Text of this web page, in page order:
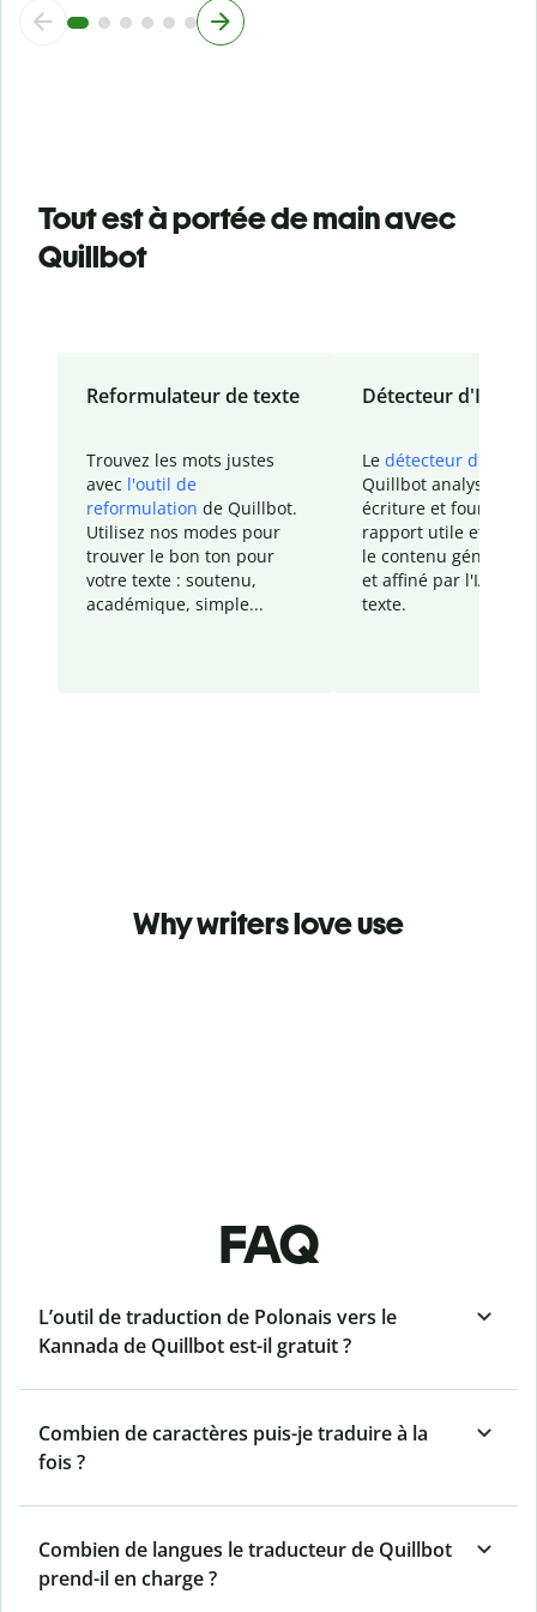
Tout est à portée de main avec
Quillbot
Reformulateur de texte
Trouvez les mots justes
avec l'outil de
reformulation de Quillbot.
Utilisez nos modes pour
trouver le bon ton pour
votre texte : soutenu,
académique, simple...
Détecteur d'IA
Le détecteur d'IA
Quillbot analyse votre
écriture et fournit un
rapport utile et
le contenu généré
et affiné par l'IA
texte.
Why writers love use
FAQ
L’outil de traduction de Polonais vers le
Kannada de Quillbot est-il gratuit ?
Combien de caractères puis-je traduire à la
fois ?
Combien de langues le traducteur de Quillbot
prend-il en charge ?